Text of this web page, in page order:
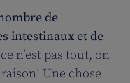
de
intestinaux et de
n’est pas tout, on
Une chose